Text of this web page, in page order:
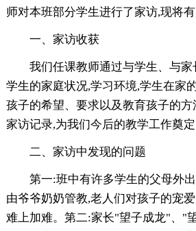
师对本班部分学生进行了家访,现将
一、家访收获
我们任课教师通过与学生、与
学生的家庭状况,学习环境,学生在家
孩子的希望、要求以及教育孩子的
家访记录,为我们今后的教学工作奠定
二、家访中发现的问题
第一:班中有许多学生的父母外
由爷爷奶奶管教,老人们对孩子的宠
难上加难。第二:家长"望子成龙"、"